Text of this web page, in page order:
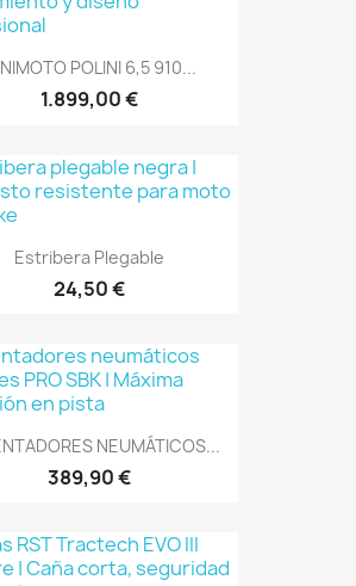
POLINI 6,5 910...
1.899,00 €
Estribera Plegable
24,50 €
NEUMÁTICOS...
389,90 €